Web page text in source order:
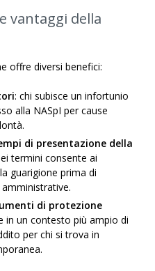
vantaggi della
offre diversi benefici:
: chi subisce un infortunio
alla NASpI per cause
di presentazione della
termini consente ai
guarigione prima di
di protezione
in un contesto più ampio di
per chi si trova in